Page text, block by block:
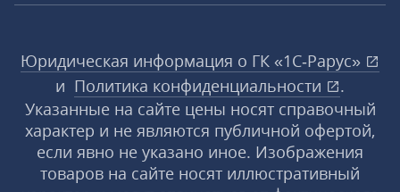
Юридическая информация о ГК «1С‑Рарус»
и Политика конфиденциальности
.
Указанные на сайте цены носят справочный
характер и не являются публичной офертой,
если явно не указано иное. Изображения
товаров на сайте носят иллюстративный